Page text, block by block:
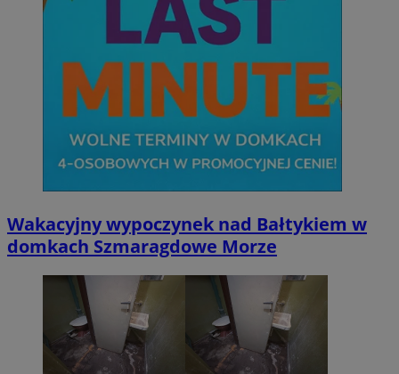
Wakacyjny wypoczynek nad Bałtykiem w
domkach Szmaragdowe Morze